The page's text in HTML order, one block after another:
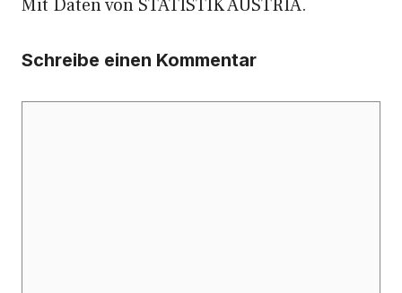
Mit Daten von STATISTIK AUSTRIA.
Schreibe einen Kommentar